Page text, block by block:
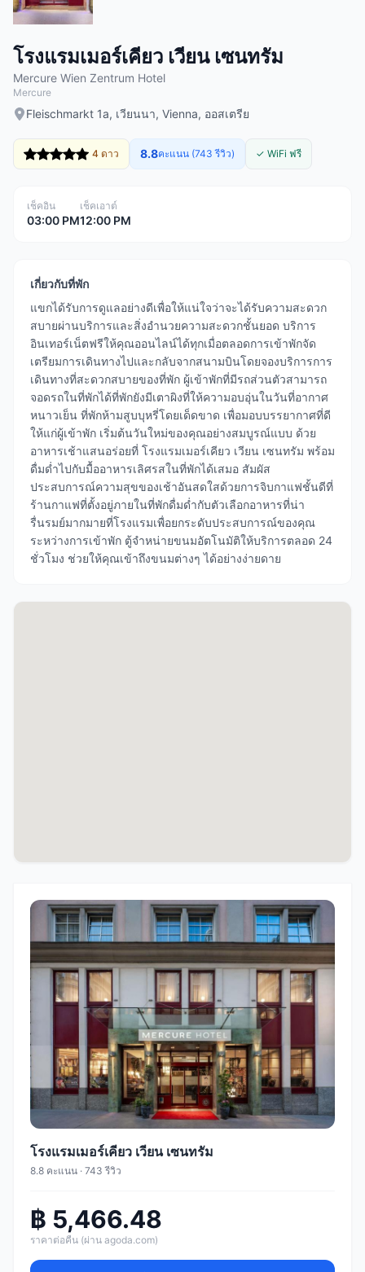
โรงแรมเมอร์เคียว เวียน เซนทรัม
Mercure Wien Zentrum Hotel
Mercure
Fleischmarkt 1a, เวียนนา, Vienna, ออสเตรีย
4 ดาว 8.8คะแนน (743 รีวิว) ✓ WiFi ฟรี
เช็คอิน
03:00 PM
เช็คเอาต์
12:00 PM
เกี่ยวกับที่พัก
แขกได้รับการดูแลอย่างดีเพื่อให้แน่ใจว่าจะได้รับความสะดวก
สบายผ่านบริการและสิ่งอำนวยความสะดวกชั้นยอด บริการ
อินเทอร์เน็ตฟรีให้คุณออนไลน์ได้ทุกเมื่อตลอดการเข้าพักจัด
เตรียมการเดินทางไปและกลับจากสนามบินโดยจองบริการการ
เดินทางที่สะดวกสบายของที่พัก ผู้เข้าพักที่มีรถส่วนตัวสามารถ
จอดรถในที่พักได้ที่พักยังมีเตาผิงที่ให้ความอบอุ่นในวันที่อากาศ
หนาวเย็น ที่พักห้ามสูบบุหรี่โดยเด็ดขาด เพื่อมอบบรรยากาศที่ดี
ให้แก่ผู้เข้าพัก เริ่มต้นวันใหม่ของคุณอย่างสมบูรณ์แบบ ด้วย
อาหารเช้าแสนอร่อยที่ โรงแรมเมอร์เคียว เวียน เซนทรัม พร้อม
ดื่มด่ำไปกับมื้ออาหารเลิศรสในที่พักได้เสมอ สัมผัส
ประสบการณ์ความสุขของเช้าอันสดใสด้วยการจิบกาแฟชั้นดีที่
ร้านกาแฟที่ตั้งอยู่ภายในที่พักดื่มด่ำกับตัวเลือกอาหารที่น่า
รื่นรมย์มากมายที่โรงแรมเพื่อยกระดับประสบการณ์ของคุณ
ระหว่างการเข้าพัก ตู้จำหน่ายขนมอัตโนมัติให้บริการตลอด 24
ชั่วโมง ช่วยให้คุณเข้าถึงขนมต่างๆ ได้อย่างง่ายดาย
โรงแรมเมอร์เคียว เวียน เซนทรัม
8.8 คะแนน · 743 รีวิว
฿ 5,466.48
ราคาต่อคืน (ผ่าน agoda.com)